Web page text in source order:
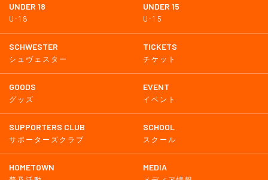
UNDER 18
U-18
UNDER 15
U-15
SCHWESTER
シュヴェスター
TICKETS
チケット
GOODS
グッズ
EVENT
イベント
SUPPORTERS CLUB
サポーターズクラブ
SCHOOL
スクール
HOMETOWN MEDIA